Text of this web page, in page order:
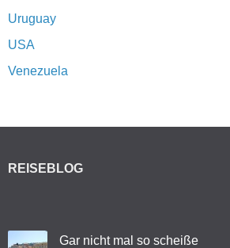
Uruguay
USA
Venezuela
REISEBLOG
Gar nicht mal so scheiße